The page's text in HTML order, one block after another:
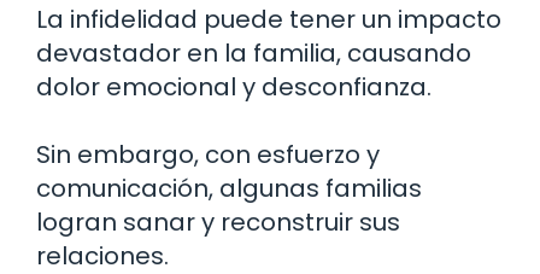
La infidelidad puede tener un impacto
devastador en la familia, causando
dolor emocional y desconfianza.
Sin embargo, con esfuerzo y
comunicación, algunas familias
logran sanar y reconstruir sus
relaciones.